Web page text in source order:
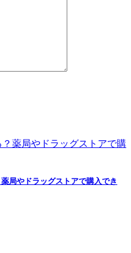
局やドラッグストアで購入でき